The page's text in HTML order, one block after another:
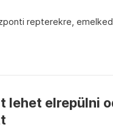
repterekre,
lehet elrepülni